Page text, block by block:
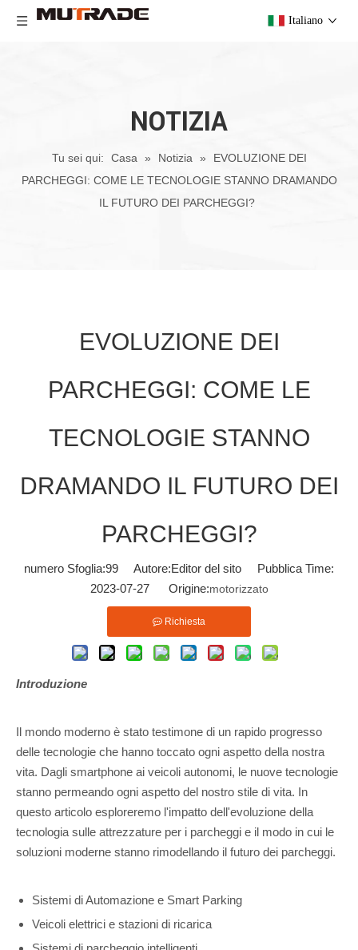
Italiano
NOTIZIA
Tu sei qui: Casa » Notizia »
EVOLUZIONE DEI
PARCHEGGI: ​​COME LE TECNOLOGIE STANNO DRAMANDO
IL FUTURO DEI PARCHEGGI?
EVOLUZIONE DEI
PARCHEGGI: ​​COME LE
TECNOLOGIE STANNO
DRAMANDO IL FUTURO DEI
PARCHEGGI?
numero Sfoglia:99 Autore:Editor del sito Pubblica Time:
2023-07-27 Origine:motorizzato
Richiesta
Introduzione
Il mondo moderno è stato testimone di un rapido progresso
delle tecnologie che hanno toccato ogni aspetto della nostra
vita. Dagli smartphone ai veicoli autonomi, le nuove tecnologie
stanno permeando ogni aspetto del nostro stile di vita. In
questo articolo esploreremo l'impatto dell'evoluzione della
tecnologia sulle attrezzature per i parcheggi e il modo in cui le
soluzioni moderne stanno rimodellando il futuro dei parcheggi.
Sistemi di Automazione e Smart Parking
Veicoli elettrici e stazioni di ricarica